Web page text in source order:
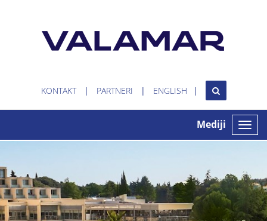
KONTAKT PARTNERI ENGLISH
Toggle
Mediji